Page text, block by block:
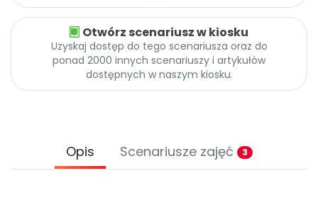
Otwórz scenariusz w kiosku
Uzyskaj dostęp do tego scenariusza oraz do
ponad 2000 innych scenariuszy i artykułów
dostępnych w naszym kiosku.
Opis Scenariusze zajęć 3